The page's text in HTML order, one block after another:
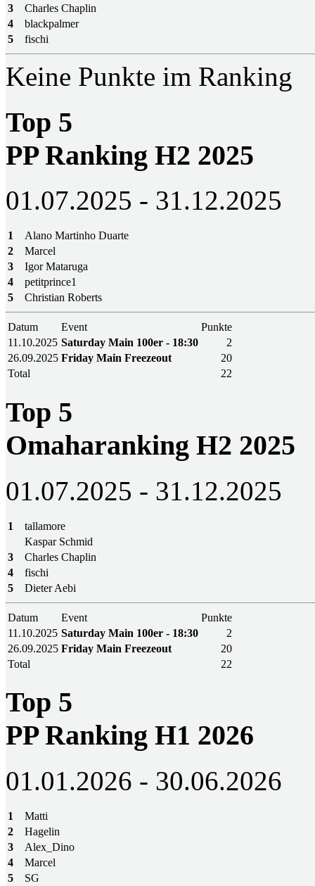
3
Charles Chaplin
4
blackpalmer
5
fischi
Keine Punkte im Ranking
Top 5
PP Ranking H2 2025
01.07.2025 - 31.12.2025
1
Alano Martinho Duarte
2
Marcel
3
Igor Mataruga
4
petitprince1
5
Christian Roberts
Datum Event
Punkte
11.10.2025 Saturday Main 100er - 18:30
2
26.09.2025 Friday Main Freezeout
20
Total
22
Top 5
Omaharanking H2 2025
01.07.2025 - 31.12.2025
1
tallamore
Kaspar Schmid
3
Charles Chaplin
4
fischi
5
Dieter Aebi
Datum Event
Punkte
11.10.2025 Saturday Main 100er - 18:30
2
26.09.2025 Friday Main Freezeout
20
Total
22
Top 5
PP Ranking H1 2026
01.01.2026 - 30.06.2026
1
Matti
2
Hagelin
3
Alex_Dino
4
Marcel
5
SG